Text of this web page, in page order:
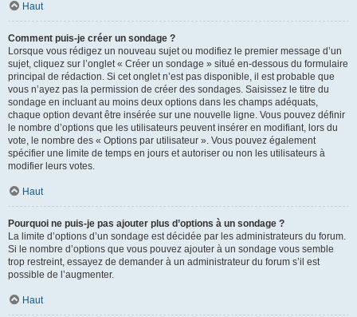
Haut
Comment puis-je créer un sondage ?
Lorsque vous rédigez un nouveau sujet ou modifiez le premier message d’un
sujet, cliquez sur l’onglet « Créer un sondage » situé en-dessous du formulaire
principal de rédaction. Si cet onglet n’est pas disponible, il est probable que
vous n’ayez pas la permission de créer des sondages. Saisissez le titre du
sondage en incluant au moins deux options dans les champs adéquats,
chaque option devant être insérée sur une nouvelle ligne. Vous pouvez définir
le nombre d’options que les utilisateurs peuvent insérer en modifiant, lors du
vote, le nombre des « Options par utilisateur ». Vous pouvez également
spécifier une limite de temps en jours et autoriser ou non les utilisateurs à
modifier leurs votes.
Haut
Pourquoi ne puis-je pas ajouter plus d’options à un sondage ?
La limite d’options d’un sondage est décidée par les administrateurs du forum.
Si le nombre d’options que vous pouvez ajouter à un sondage vous semble
trop restreint, essayez de demander à un administrateur du forum s’il est
possible de l’augmenter.
Haut